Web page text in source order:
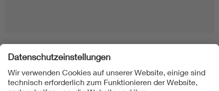
Folgen Sie uns